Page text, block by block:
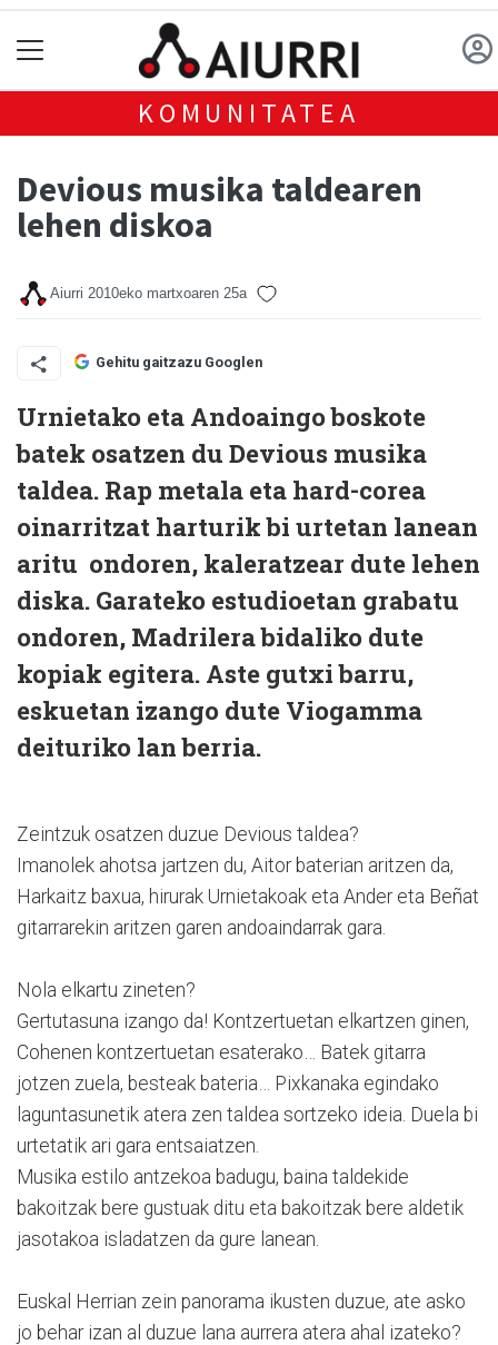
KOMUNITATEA
Devious musika taldearen
lehen diskoa
Aiurri 2010eko martxoaren 25a
Gehitu gaitzazu Googlen
Urnietako eta Andoaingo boskote
batek osatzen du Devious musika
taldea. Rap metala eta hard-corea
oinarritzat harturik bi urtetan lanean
aritu ondoren, kaleratzear dute lehen
diska. Garateko estudioetan grabatu
ondoren, Madrilera bidaliko dute
kopiak egitera. Aste gutxi barru,
eskuetan izango dute Viogamma
deituriko lan berria.
Zeintzuk osatzen duzue Devious taldea?
Imanolek ahotsa jartzen du, Aitor baterian aritzen da,
Harkaitz baxua, hirurak Urnietakoak eta Ander eta Beñat
gitarrarekin aritzen garen andoaindarrak gara.
Nola elkartu zineten?
Gertutasuna izango da! Kontzertuetan elkartzen ginen,
Cohenen kontzertuetan esaterako… Batek gitarra
jotzen zuela, besteak bateria… Pixkanaka egindako
laguntasunetik atera zen taldea sortzeko ideia. Duela bi
urtetatik ari gara entsaiatzen.
Musika estilo antzekoa badugu, baina taldekide
bakoitzak bere gustuak ditu eta bakoitzak bere aldetik
jasotakoa isladatzen da gure lanean.
Euskal Herrian zein panorama ikusten duzue, ate asko
jo behar izan al duzue lana aurrera atera ahal izateko?